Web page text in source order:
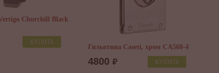
Churchill Black
КУПИТЬ
Гильотина Caseti, хром CA560-4
4800 ₽ КУПИТЬ